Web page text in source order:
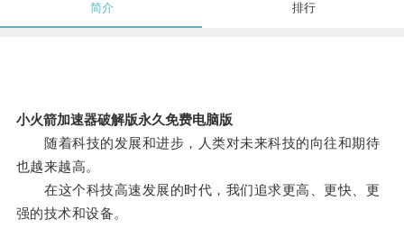
简介 排行
小火箭加速器破解版永久免费电脑版
随着科技的发展和进步，人类对未来科技的向往和期待
也越来越高。
在这个科技高速发展的时代，我们追求更高、更快、更
强的技术和设备。